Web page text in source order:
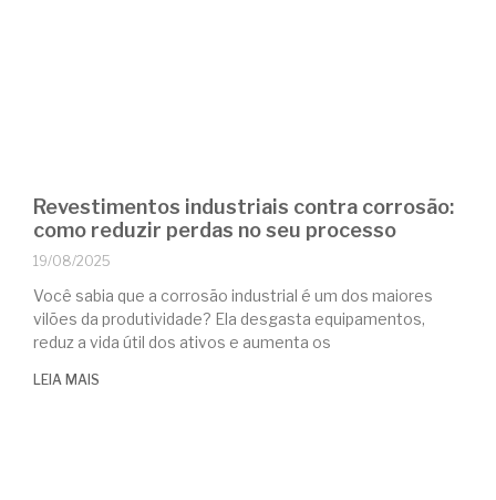
Revestimentos industriais contra corrosão:
como reduzir perdas no seu processo
19/08/2025
Você sabia que a corrosão industrial é um dos maiores
vilões da produtividade? Ela desgasta equipamentos,
reduz a vida útil dos ativos e aumenta os
LEIA MAIS